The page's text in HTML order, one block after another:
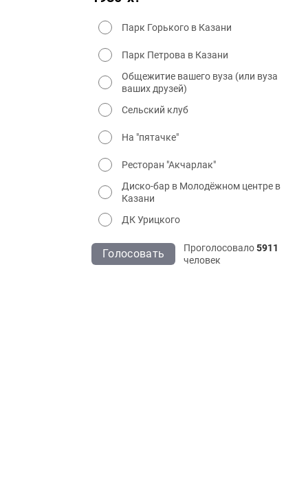
Парк Горького в Казани
Парк Петрова в Казани
Общежитие вашего вуза (или вуза
ваших друзей)
Сельский клуб
На "пятачке"
Ресторан "Акчарлак"
Диско-бар в Молодёжном центре в
Казани
ДК Урицкого
Голосовать Проголосовало5911
человек